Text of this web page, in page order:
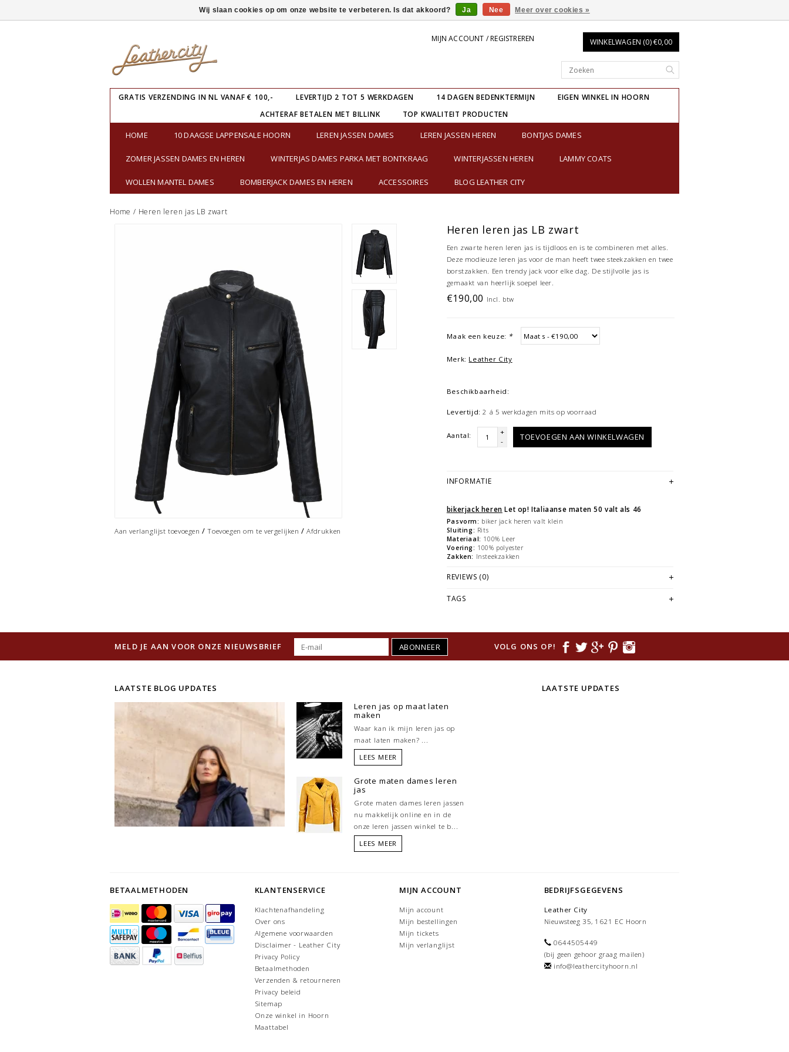
MIJN ACCOUNT / REGISTREREN WINKELWAGEN (0) €0,00
GRATIS VERZENDING IN NL VANAF € 100,- LEVERTIJD 2 TOT 5 WERKDAGEN 14 DAGEN BEDENKTERMIJN
EIGEN WINKEL IN HOORN
ACHTERAF BETALEN MET BILLINK
TOP KWALITEIT PRODUCTEN
HOME 10 DAAGSE LAPPENSALE HOORN LEREN JASSEN DAMES LEREN JASSEN HEREN BONTJAS DAMES
ZOMER JASSEN DAMES EN HEREN WINTERJAS DAMES PARKA MET BONTKRAAG WINTERJASSEN HEREN LAMMY COATS
WOLLEN MANTEL DAMES BOMBERJACK DAMES EN HEREN ACCESSOIRES BLOG LEATHER CITY
Home / Heren leren jas LB zwart
Aan verlanglijst toevoegen /Toevoegen om te vergelijken /Afdrukken
Heren leren jas LB zwart
Een zwarte heren leren jas is tijdloos en is te combineren met alles.
Deze modieuze leren jas voor de man heeft twee steekzakken en twee
borstzakken. Een trendy jack voor elke dag. De stijlvolle jas is
gemaakt van heerlijk soepel leer.
€190,00 Incl. btw
Maak een keuze: *
Merk: Leather City
Beschikbaarheid:
Levertijd: 2 á 5 werkdagen mits op voorraad
Aantal:
+
-
TOEVOEGEN AAN WINKELWAGEN
INFORMATIE
bikerjack heren Let op! Italiaanse maten 50 valt als 46
Pasvorm: biker jack heren valt klein
Sluiting: Rits
Materiaal: 100% Leer
Voering: 100% polyester
Zakken: Insteekzakken
REVIEWS (0)
TAGS
MELD JE AAN VOOR ONZE NIEUWSBRIEF ABONNEER VOLG ONS OP!
LAATSTE BLOG UPDATES
Leren jas op maat laten
maken
Waar kan ik mijn leren jas op
maat laten maken? ...
LEES MEER
Grote maten dames leren
jas
Grote maten dames leren jassen
nu makkelijk online en in de
onze leren jassen winkel te b...
LEES MEER
LAATSTE UPDATES
BETAALMETHODEN KLANTENSERVICE
Klachtenafhandeling
Over ons
Algemene voorwaarden
Disclaimer - Leather City
Privacy Policy
Betaalmethoden
Verzenden & retourneren
Privacy beleid
Sitemap
Onze winkel in Hoorn
Maattabel
MIJN ACCOUNT
Mijn account
Mijn bestellingen
Mijn tickets
Mijn verlanglijst
BEDRIJFSGEGEVENS
Leather City
Nieuwsteeg 35, 1621 EC Hoorn
0644505449
(bij geen gehoor graag mailen)
info@leathercityhoorn.nl
Wij slaan cookies op om onze website te verbeteren. Is dat akkoord? Ja Nee Meer over cookies »